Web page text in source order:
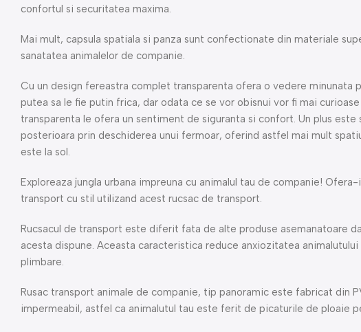
confortul si securitatea maxima.
Mai mult, capsula spatiala si panza sunt confectionate din materiale
sanatatea animalelor de companie.
Cu un design fereastra complet transparenta ofera o vedere minunata
putea sa le fie putin frica, dar odata ce se vor obisnui vor fi mai
transparenta le ofera un sentiment de siguranta si confort. Un plus este
posterioara prin deschiderea unui fermoar, oferind astfel mai mult
este la sol.
Exploreaza jungla urbana impreuna cu animalul tau de companie!
transport cu stil utilizand acest rucsac de transport.
Rucsacul de transport este diferit fata de alte produse asemanatoare
acesta dispune. Aceasta caracteristica reduce anxiozitatea
plimbare.
Rusac transport animale de companie, tip panoramic este fabricat din
impermeabil, astfel ca animalutul tau este ferit de picaturile de ploaie